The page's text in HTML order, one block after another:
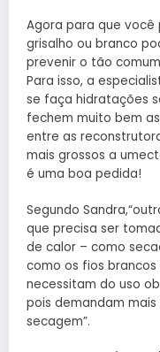
Agora para que você
grisalho ou branco
prevenir o tão
Para isso, a
se faça hidratações
fechem muito bem
entre as
mais grossos a
é uma boa pedida!
Segundo
que precisa ser
de calor – como
como os fios brancos
necessitam do uso
pois demandam
secagem”.